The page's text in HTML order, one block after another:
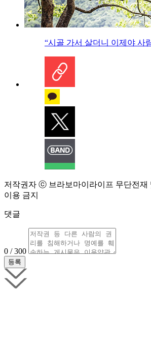
“시골 가서 살더니 이제야 사
저작권자 ⓒ 브라보마이라이프 무단전재
이용 금지
댓글
0 / 300